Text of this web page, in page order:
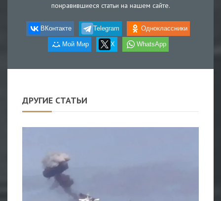
понравившиеся статьи на нашем сайте.
ВКонтакте Telegram Одноклассники
Мой Мир X WhatsApp
ДРУГИЕ СТАТЬИ